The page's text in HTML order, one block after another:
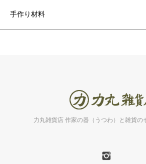
手作り材料
力丸雑貨店 作家の器（うつわ）と雑貨の